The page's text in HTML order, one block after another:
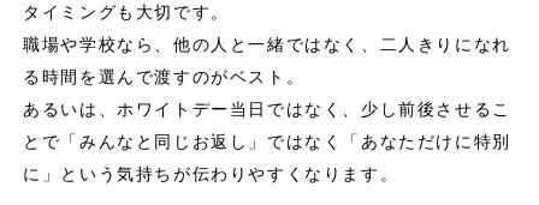
タイミングも大切です。
職場や学校なら、他の人と一緒ではなく、二人きりになれ
る時間を選んで渡すのがベスト。
あるいは、ホワイトデー当日ではなく、少し前後させるこ
とで「みんなと同じお返し」ではなく「あなただけに特別
に」という気持ちが伝わりやすくなります。